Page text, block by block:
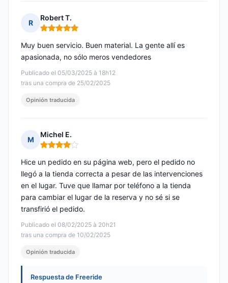
R
Robert T.
Nota: 5 de 5
Publicado el 05/03/2025 à 18h12
tras una compra de 25/02/2025
Muy buen servicio. Buen material. La gente allí es
apasionada, no sólo meros vendedores
Opinión traducida
M
Michel E.
Nota: 4 de 5
Publicado el 08/02/2025 à 20h21
tras una compra de 10/02/2025
Hice un pedido en su página web, pero el pedido no
llegó a la tienda correcta a pesar de las intervenciones
en el lugar. Tuve que llamar por teléfono a la tienda
para cambiar el lugar de la reserva y no sé si se
transfirió el pedido.
Opinión traducida
Respuesta de Freeride